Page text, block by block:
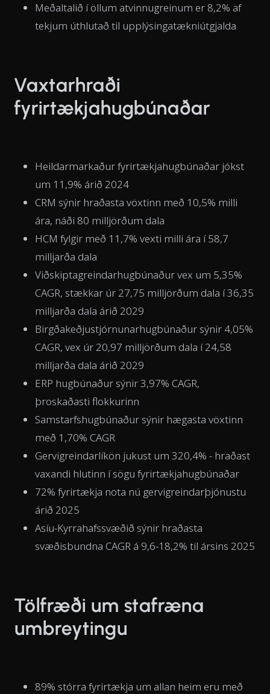
Meðaltalið í öllum atvinnugreinum er 8,2% af
tekjum úthlutað til upplýsingatækniútgjalda
Vaxtarhraði
fyrirtækjahugbúnaðar
Heildarmarkaður fyrirtækjahugbúnaðar jókst
um 11,9% árið 2024
CRM sýnir hraðasta vöxtinn með 10,5% milli
ára, náði 80 milljörðum dala
HCM fylgir með 11,7% vexti milli ára í 58,7
milljarða dala
Viðskiptagreindarhugbúnaður vex um 5,35%
CAGR, stækkar úr 27,75 milljörðum dala í 36,35
milljarða dala árið 2029
Birgðakeðjustjórnunarhugbúnaður sýnir 4,05%
CAGR, vex úr 20,97 milljörðum dala í 24,58
milljarða dala árið 2029
ERP hugbúnaður sýnir 3,97% CAGR,
þroskaðasti flokkurinn
Samstarfshugbúnaður sýnir hægasta vöxtinn
með 1,70% CAGR
Gervigreindarlíkön jukust um 320,4% - hraðast
vaxandi hlutinn í sögu fyrirtækjahugbúnaðar
72% fyrirtækja nota nú gervigreindarþjónustu
árið 2025
Asíu-Kyrrahafssvæðið sýnir hraðasta
svæðisbundna CAGR á 9,6-18,2% til ársins 2025
Tölfræði um stafræna
umbreytingu
89% stórra fyrirtækja um allan heim eru með